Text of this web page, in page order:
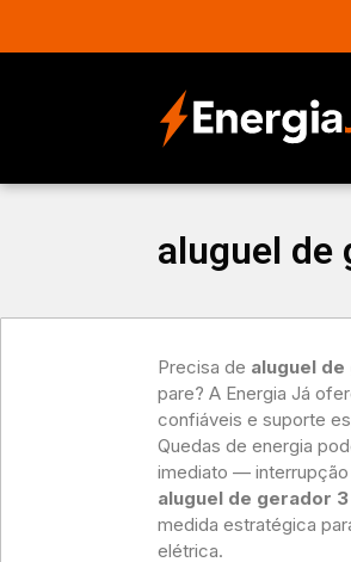
aluguel de
Precisa de aluguel
pare? A Energia Já
confiáveis e suporte
Quedas de energia
imediato —
aluguel de gerador
medida estratégica
elétrica.